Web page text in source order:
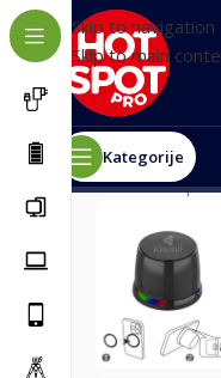
Skip to navigation
Skip to main
Kategorije
Почетна/